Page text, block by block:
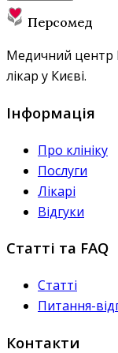
Персомед
Медичний центр
лікар у Києві.
Інформація
Про клініку
Послуги
Лікарі
Відгуки
Статті та FAQ
Статті
Питання-
Контакти